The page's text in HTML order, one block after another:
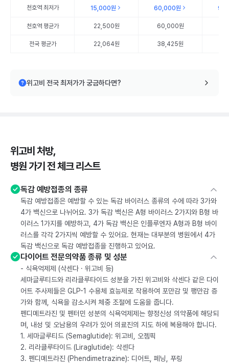
천호역최저가 15,000원 60,000원
천호역평균가 22,500원 60,000원
전국 평균가 22,064원 38,425원
위고비 전국 최저가가 궁금하다면?
위고비 처방,
병원 가기 전 체크 리스트
독감 예방접종의 종류
독감 예방접종은 예방할 수 있는 독감 바이러스 종류의 수에 따라 3가와
4가 백신으로 나뉘어요. 3가 독감 백신은 A형 바이러스 2가지와 B형 바
이러스 1가지를 예방하고, 4가 독감 백신은 인플루엔자 A형과 B형 바이
러스를 각각 2가지씩 예방할 수 있어요. 현재는 대부분의 병원에서 4가
독감 백신으로 독감 예방접종을 진행하고 있어요.
다이어트 전문의약품 종류 및 성분
- 식욕억제제 (삭센다 · 위고비 등)
세마글루티드와 리라클루타이드 성분을 가진 위고비와 삭센다 같은 다이
어트 주사제들은 GLP-1 수용체 효능제로 작용하여 포만감 및 팽만감 증
가와 함께, 식욕을 감소시켜 체중 조절에 도움을 줍니다.
펜디메트라진 및 펜터민 성분의 식욕억제제는 향정신성 의약품에 해당되
며, 내성 및 오남용의 우려가 있어 의료진의 지도 하에 복용해야 합니다.
1. 세마글루티드 (Semaglutide): 위고비, 오젬픽
2. 리라클루타이드 (Liraglutide): 삭센다
3. 펜디메트라진 (Phendimetrazine): 디어트, 페닝, 푸링